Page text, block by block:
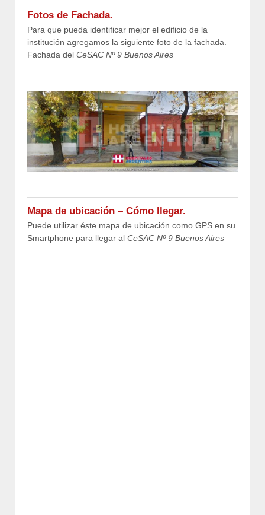
Fotos de Fachada.
Para que pueda identificar mejor el edificio de la
institución agregamos la siguiente foto de la fachada.
Fachada del CeSAC Nº 9 Buenos Aires
Mapa de ubicación – Cómo llegar.
Puede utilizar éste mapa de ubicación como GPS en su
Smartphone para llegar al CeSAC Nº 9 Buenos Aires